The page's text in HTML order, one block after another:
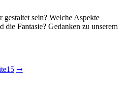
sein? Welche Aspekte
die Fantasie? Gedanken zu unserem
15 ➞